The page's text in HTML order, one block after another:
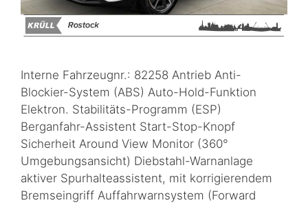
Interne Fahrzeugnr.: 82258 Antrieb Anti-
Blockier-System (ABS) Auto-Hold-Funktion
Elektron. Stabilitäts-Programm (ESP)
Berganfahr-Assistent Start-Stop-Knopf
Sicherheit Around View Monitor (360°
Umgebungsansicht) Diebstahl-Warnanlage
aktiver Spurhalteassistent, mit korrigierendem
Bremseingriff Auffahrwarnsystem (Forward